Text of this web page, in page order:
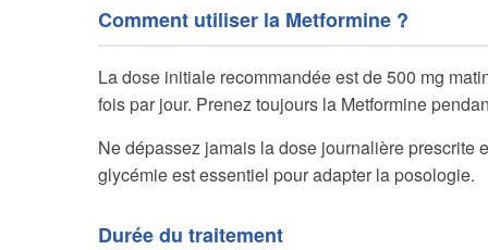
Comment utiliser la Metformine ?
La dose initiale recommandée est de 500 mg
fois par jour. Prenez toujours la Metformine
Ne dépassez jamais la dose journalière prescrite
glycémie est essentiel pour adapter la posologie.
Durée du traitement